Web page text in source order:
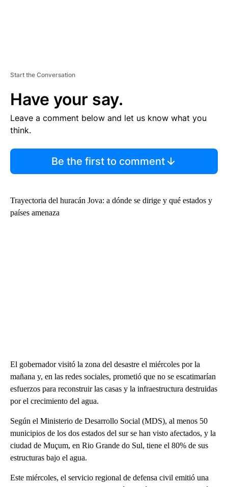
Start the Conversation
Have your say.
Leave a comment below and let us know what you
think.
Be the first to comment
Trayectoria del huracán Jova: a dónde se dirige y qué estados y
países amenaza
El gobernador visitó la zona del desastre el miércoles por la
mañana y, en las redes sociales, prometió que no se escatimarían
esfuerzos para reconstruir las casas y la infraestructura destruidas
por el crecimiento del agua.
Según el Ministerio de Desarrollo Social (MDS), al menos 50
municipios de los dos estados del sur se han visto afectados, y la
ciudad de Muçum, en Rio Grande do Sul, tiene el 80% de sus
estructuras bajo el agua.
Este miércoles, el servicio regional de defensa civil emitió una